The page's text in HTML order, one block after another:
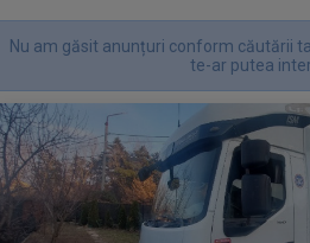
Nu am găsit anunțuri conform căutării
te-ar putea